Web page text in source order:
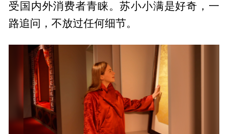
受国内外消费者青睐。苏小小满是好奇，一
路追问，不放过任何细节。